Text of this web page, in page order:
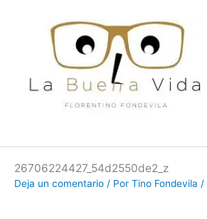
26706224427_54d2550de2_z
Deja un comentario / Por Tino Fondevila /